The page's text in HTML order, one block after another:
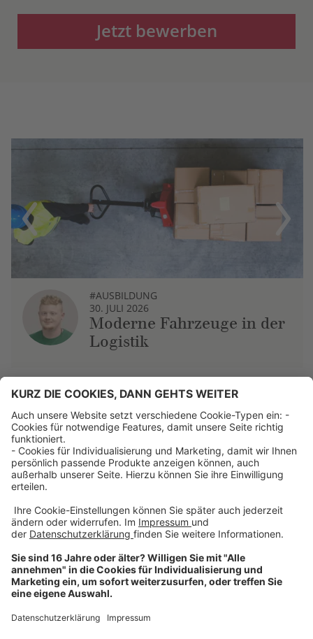
Jetzt bewerben
Previous
#AUSBILDUNG
30. JULI 2026
Moderne Fahrzeuge in der
Logistik
Next
Über uns
Dehner Unternehmen
Jobs bei Dehner